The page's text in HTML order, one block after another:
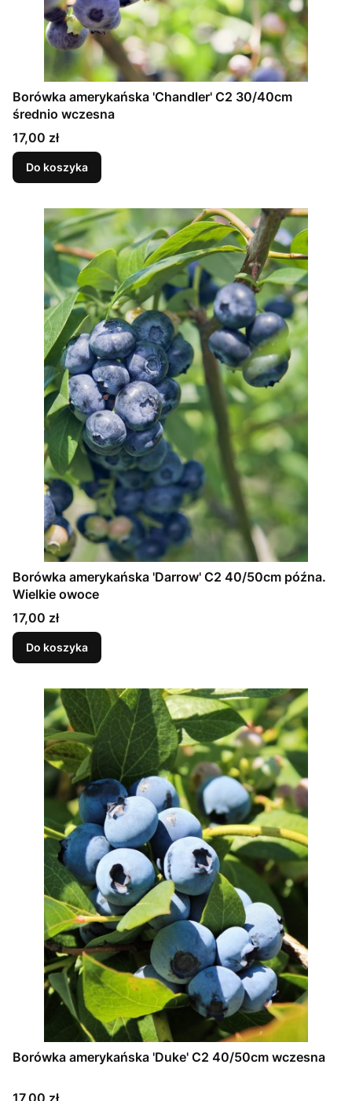
Borówka amerykańska 'Chandler' C2 30/40cm
średnio wczesna
Cena
17,00 zł
Do koszyka
Borówka amerykańska 'Darrow' C2 40/50cm późna.
Wielkie owoce
Cena
17,00 zł
Do koszyka
Borówka amerykańska 'Duke' C2 40/50cm wczesna
Cena
17,00 zł